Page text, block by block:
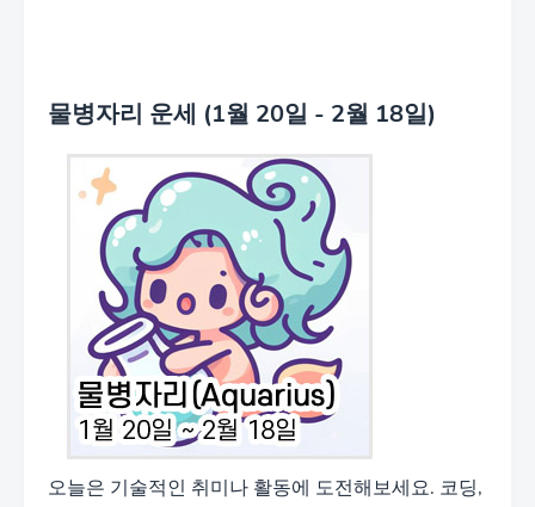
물병자리 운세 (1월 20일 - 2월 18일)
오늘은 기술적인 취미나 활동에 도전해보세요. 코딩,